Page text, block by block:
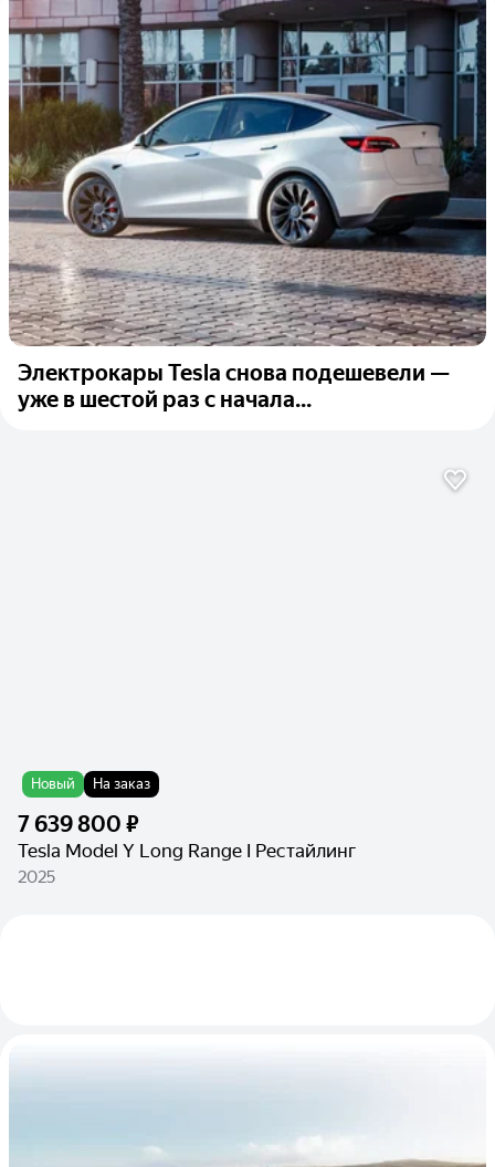
Электрокары Tesla снова подешевели —
уже в шестой раз с начала...
Новый На заказ
7 639 800 ₽
Tesla Model Y Long Range I Рестайлинг
2025